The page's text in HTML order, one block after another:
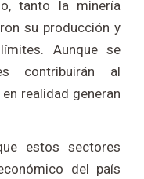
tanto la minería
su producción y
Aunque se
contribuirán al
realidad generan
estos sectores
del país